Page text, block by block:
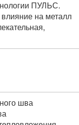
ПУЛЬС.
на металл
шва